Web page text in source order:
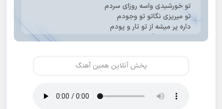
تو خورشیدی واسه روزای سردم
تو میریزی نگاتو تو وجودم
داره پر میشه از تو تار و پودم
بمون با من اگه روزی نباشی
دوباره میشینه اسمت رو لبهام
دلم گرمه تو این روزا که هستی
پخش آنلاین همین آهنگ